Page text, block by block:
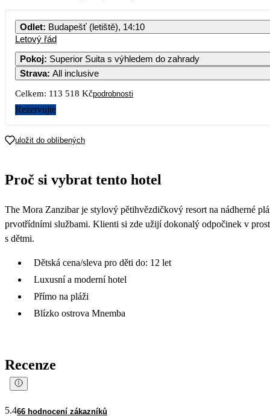
Odlet: Budapešť (letiště), 14:10
Letový řád
Pokoj: Superior Suita s výhledem do zahrady
Strava: All inclusive
Celkem: 113 518 Kčpodrobnosti
Rezervujte
uložit do oblíbených
Proč si vybrat tento hotel
The Mora Zanzibar je stylový pětihvězdičkový resort na nádherné
prvotřídními službami. Klienti si zde užijí dokonalý odpočinek v
s dětmi.
Dětská cena/sleva pro děti do: 12 let
Luxusní a moderní hotel
Přímo na pláži
Blízko ostrova Mnemba
Recenze
5.466 hodnocení zákazníků